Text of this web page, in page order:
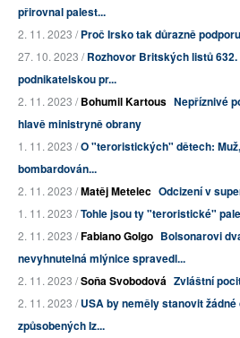
přirovnal palest...
2. 11. 2023 /Proč Irsko tak důrazně
27. 10. 2023 /Rozhovor Britských listů
podnikatelskou pr...
2. 11. 2023 /Bohumil Kartous Nepříznivé
hlavě ministryně obrany
1. 11. 2023 /O "teroristických" dětech:
bombardován...
2. 11. 2023 /Matěj Metelec Odcizení v
1. 11. 2023 /Tohle jsou ty "teroristické"
2. 11. 2023 /Fabiano Golgo Bolsonarovi
nevyhnutelná mlýnice spravedl...
2. 11. 2023 /Soňa Svobodová Zvláštní
2. 11. 2023 /USA by neměly stanovit
způsobených Iz...